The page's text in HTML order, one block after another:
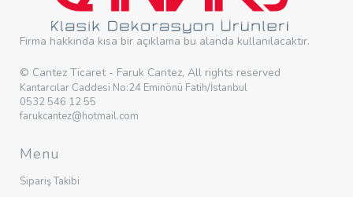
Firma hakkında kısa bir açıklama bu alanda kullanılacaktır.
© Cantez Ticaret - Faruk Cantez, All rights reserved
Kantarcılar Caddesi No:24 Eminönü Fatih/İstanbul
0532 546 12 55
farukcantez@hotmail.com
Menu
Sipariş Takibi